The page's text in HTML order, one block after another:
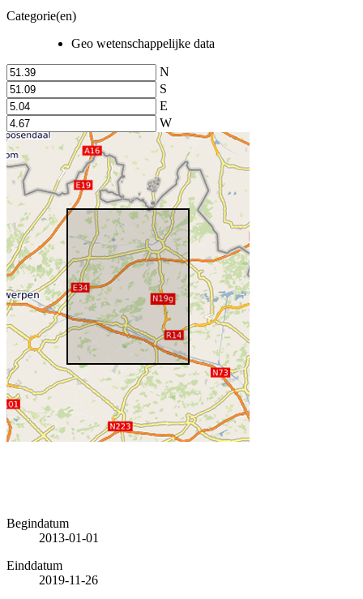
Categorie(en)
Geo wetenschappelijke data
N
S
E
W
Begindatum
2013-01-01
Einddatum
2019-11-26